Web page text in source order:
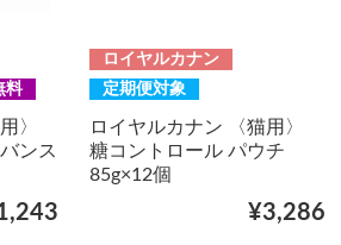
料
〉
ンス
ロイヤルカナン
定期便対象
ロイヤルカナン 〈猫用〉
糖コントロール パウチ
85g×12個
¥3,286